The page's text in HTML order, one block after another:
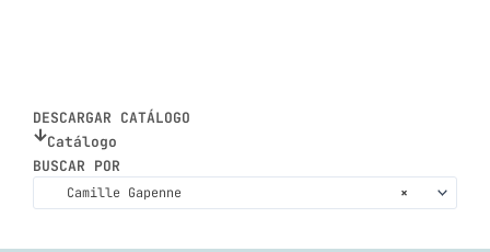
DESCARGAR CATÁLOGO
Catálogo
BUSCAR POR
×
Camille Gapenne